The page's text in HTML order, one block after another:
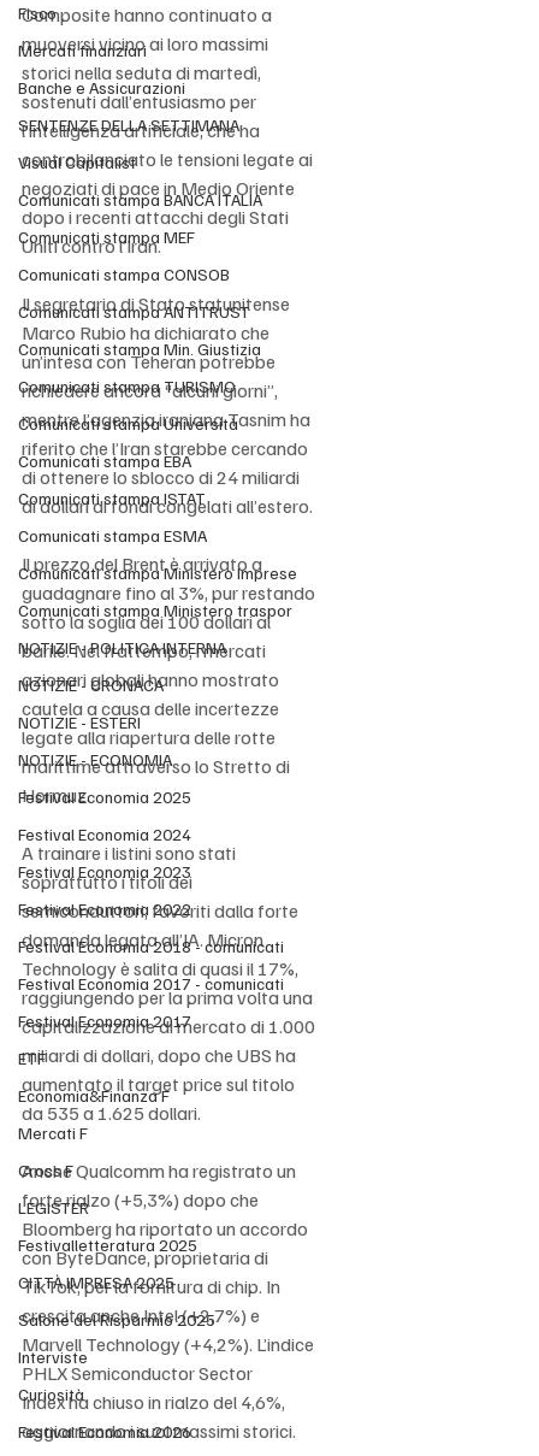
Fisco
Mercati finanziari
Banche e Assicurazioni
SENTENZE DELLA SETTIMANA
Visual Capitalist
Comunicati stampa BANCA ITALIA
Comunicati stampa MEF
Comunicati stampa CONSOB
Comunicati stampa ANTITRUST
Comunicati stampa Min. Giustizia
Comunicati stampa TURISMO
Comunicati stampa Università
Comunicati stampa EBA
Comunicati stampa ISTAT
Comunicati stampa ESMA
Comunicati stampa Ministero Imprese
Comunicati stampa Ministero traspor
NOTIZIE - POLITICA INTERNA
NOTIZIE - CRONACA
NOTIZIE - ESTERI
NOTIZIE - ECONOMIA
Festival Economia 2025
Festival Economia 2024
Festival Economia 2023
Festival Economia 2022
Festival Economia 2018 - comunicati
Festival Economia 2017 - comunicati
Festival Economia 2017
ETF
Economia&Finanza F
Mercati F
Cross F
LEGISTER
Festivalletteratura 2025
CITTÀ IMPRESA 2025
Salone del Risparmio 2025
Interviste
Curiosità
Festival Economia 2026
Composite hanno continuato a
muoversi vicino ai loro massimi
storici nella seduta di martedì,
sostenuti dall’entusiasmo per
l’intelligenza artificiale, che ha
controbilanciato le tensioni legate ai
negoziati di pace in Medio Oriente
dopo i recenti attacchi degli Stati
Uniti contro l’Iran.
Il segretario di Stato statunitense
Marco Rubio ha dichiarato che
un’intesa con Teheran potrebbe
richiedere ancora “alcuni giorni”,
mentre l’agenzia iraniana Tasnim ha
riferito che l’Iran starebbe cercando
di ottenere lo sblocco di 24 miliardi
di dollari di fondi congelati all’estero.
Il prezzo del Brent è arrivato a
guadagnare fino al 3%, pur restando
sotto la soglia dei 100 dollari al
barile. Nel frattempo, i mercati
azionari globali hanno mostrato
cautela a causa delle incertezze
legate alla riapertura delle rotte
marittime attraverso lo Stretto di
Hormuz.
A trainare i listini sono stati
soprattutto i titoli dei
semiconduttori, favoriti dalla forte
domanda legata all’IA. Micron
Technology è salita di quasi il 17%,
raggiungendo per la prima volta una
capitalizzazione di mercato di 1.000
miliardi di dollari, dopo che UBS ha
aumentato il target price sul titolo
da 535 a 1.625 dollari.
Anche Qualcomm ha registrato un
forte rialzo (+5,3%) dopo che
Bloomberg ha riportato un accordo
con ByteDance, proprietaria di
TikTok, per la fornitura di chip. In
crescita anche Intel (+2,7%) e
Marvell Technology (+4,2%). L’indice
PHLX Semiconductor Sector
Index ha chiuso in rialzo del 4,6%,
aggiornando i suoi massimi storici.